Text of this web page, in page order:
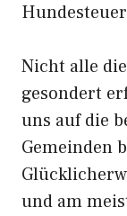
Nicht alle
gesondert
uns auf die
Gemeinden
und am